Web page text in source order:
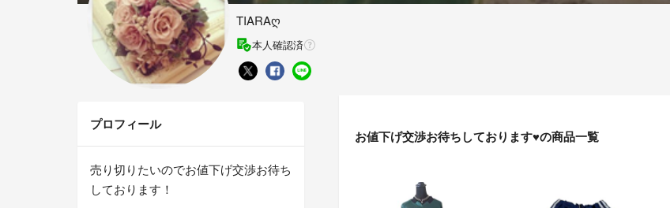
TIARAღ
本人確認済
お値下げ交渉お待ちしております♥️の商品一覧
プロフィール
売り切りたいのでお値下げ交渉お待ち
しております！